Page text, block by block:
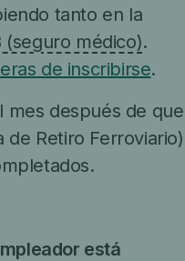
tanto en la
(seguro médico).
de inscribirse.
mes después de que
de Retiro Ferroviario)
está